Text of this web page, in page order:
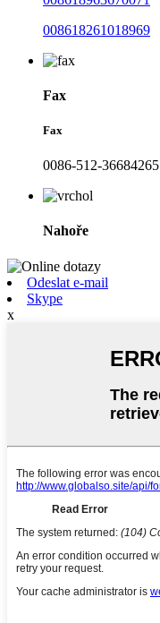
008618261018969
Fax
Fax
0086-512-36684265
Nahoře
Odeslat e-mail
Skype
x